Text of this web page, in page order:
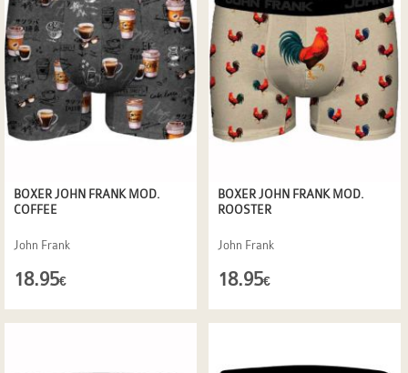
BOXER JOHN FRANK MOD.
COFFEE
John Frank
18.95€
BOXER JOHN FRANK MOD.
ROOSTER
John Frank
18.95€